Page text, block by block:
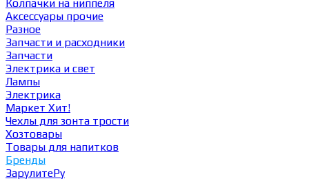
Колпачки на ниппеля
Аксессуары прочие
Разное
Запчасти и расходники
Запчасти
Электрика и свет
Лампы
Электрика
Маркет Хит!
Чехлы для зонта трости
Хозтовары
Товары для напитков
Бренды
ЗарулитеРу